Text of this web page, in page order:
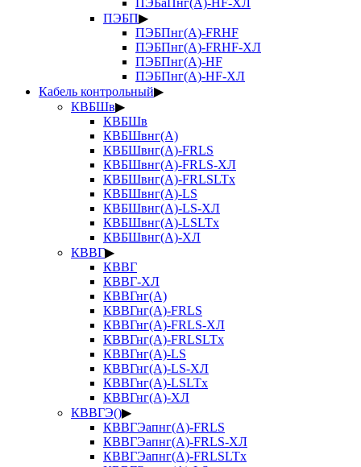
ПЭБаПнг(А)-HF-ХЛ
ПЭБП▶
ПЭБПнг(А)-FRHF
ПЭБПнг(А)-FRHF-ХЛ
ПЭБПнг(А)-HF
ПЭБПнг(А)-HF-ХЛ
Кабель контрольный▶
КВБШв▶
КВБШв
КВБШвнг(А)
КВБШвнг(А)-FRLS
КВБШвнг(А)-FRLS-ХЛ
КВБШвнг(А)-FRLSLTx
КВБШвнг(А)-LS
КВБШвнг(А)-LS-ХЛ
КВБШвнг(А)-LSLTx
КВБШвнг(А)-ХЛ
КВВГ▶
КВВГ
КВВГ-ХЛ
КВВГнг(А)
КВВГнг(А)-FRLS
КВВГнг(А)-FRLS-ХЛ
КВВГнг(А)-FRLSLTx
КВВГнг(А)-LS
КВВГнг(А)-LS-ХЛ
КВВГнг(А)-LSLTx
КВВГнг(А)-ХЛ
КВВГЭ()▶
КВВГЭапнг(А)-FRLS
КВВГЭапнг(А)-FRLS-ХЛ
КВВГЭапнг(А)-FRLSLTx